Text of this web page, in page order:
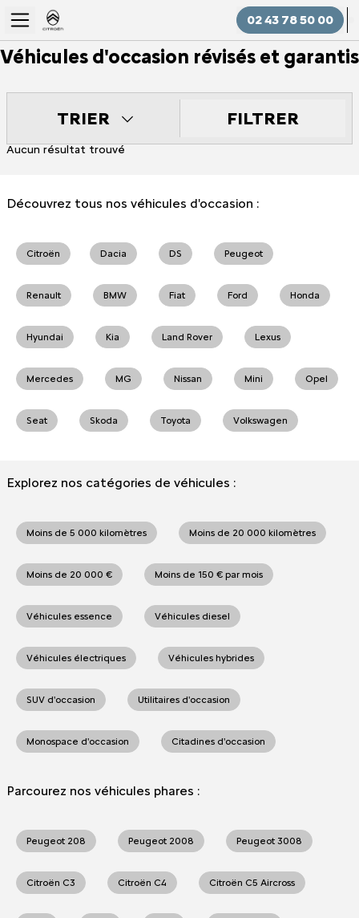
02 43 78 50 00
Véhicules d'occasion révisés et garantis
TRIER FILTRER
Aucun résultat trouvé
Découvrez tous nos véhicules d'occasion :
Citroën Dacia DS Peugeot
Renault BMW Fiat Ford Honda
Hyundai Kia Land Rover Lexus
Mercedes MG Nissan Mini Opel
Seat Skoda Toyota Volkswagen
Explorez nos catégories de véhicules :
Moins de 5 000 kilomètres Moins de 20 000 kilomètres
Moins de 20 000 € Moins de 150 € par mois
Véhicules essence Véhicules diesel
Véhicules électriques Véhicules hybrides
SUV d'occasion Utilitaires d'occasion
Monospace d'occasion Citadines d'occasion
Parcourez nos véhicules phares :
Peugeot 208 Peugeot 2008 Peugeot 3008
Citroën C3 Citroën C4 Citroën C5 Aircross